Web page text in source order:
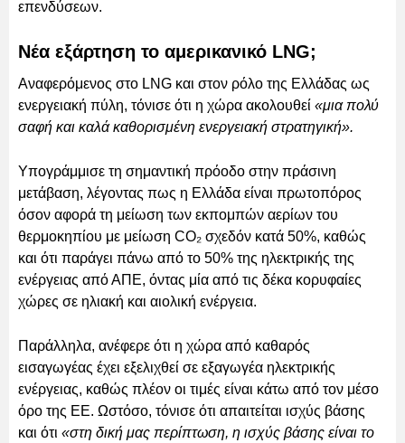
επενδύσεων.
Νέα εξάρτηση το αμερικανικό LNG;
Αναφερόμενος στο LNG και στον ρόλο της Ελλάδας ως
ενεργειακή πύλη, τόνισε ότι η χώρα ακολουθεί «μια πολύ
σαφή και καλά καθορισμένη ενεργειακή στρατηγική».
Υπογράμμισε τη σημαντική πρόοδο στην πράσινη
μετάβαση, λέγοντας πως η Ελλάδα είναι πρωτοπόρος
όσον αφορά τη μείωση των εκπομπών αερίων του
θερμοκηπίου με μείωση CO₂ σχεδόν κατά 50%, καθώς
και ότι παράγει πάνω από το 50% της ηλεκτρικής της
ενέργειας από ΑΠΕ, όντας μία από τις δέκα κορυφαίες
χώρες σε ηλιακή και αιολική ενέργεια.
Παράλληλα, ανέφερε ότι η χώρα από καθαρός
εισαγωγέας έχει εξελιχθεί σε εξαγωγέα ηλεκτρικής
ενέργειας, καθώς πλέον οι τιμές είναι κάτω από τον μέσο
όρο της ΕΕ. Ωστόσο, τόνισε ότι απαιτείται ισχύς βάσης
και ότι «στη δική μας περίπτωση, η ισχύς βάσης είναι το